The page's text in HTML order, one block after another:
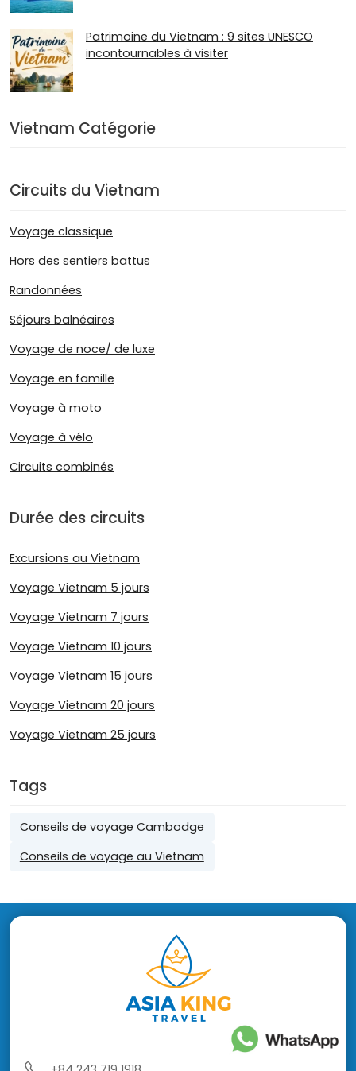
Patrimoine du Vietnam : 9 sites UNESCO
incontournables à visiter
Vietnam Catégorie
Circuits du Vietnam
Voyage classique
Hors des sentiers battus
Randonnées
Séjours balnéaires
Voyage de noce/ de luxe
Voyage en famille
Voyage à moto
Voyage à vélo
Circuits combinés
Durée des circuits
Excursions au Vietnam
Voyage Vietnam 5 jours
Voyage Vietnam 7 jours
Voyage Vietnam 10 jours
Voyage Vietnam 15 jours
Voyage Vietnam 20 jours
Voyage Vietnam 25 jours
Tags
Conseils de voyage Cambodge
Conseils de voyage au Vietnam